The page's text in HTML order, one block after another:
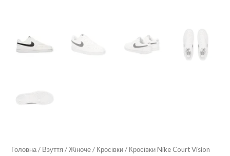
Головна/ Взуття /Жіноче/ Кросівки/ Кросівки Nike Court Vision